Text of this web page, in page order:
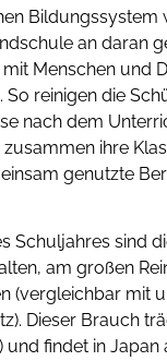
Bildungssystem
an daran
Menschen und
So reinigen die
nach dem
zusammen ihre
genutzte
Schuljahres sind
am großen
(vergleichbar mit
Dieser Brauch
und findet in Japan